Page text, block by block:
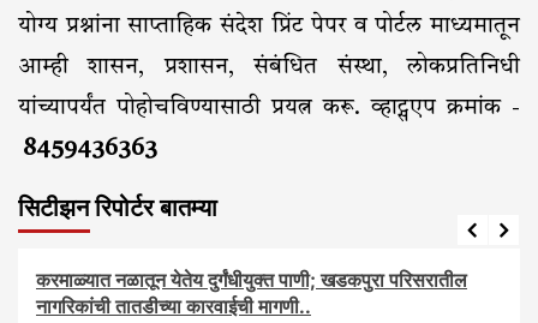
योग्य प्रश्नांना साप्ताहिक संदेश प्रिंट पेपर व पोर्टल माध्यमातून
आम्ही शासन, प्रशासन, संबंधित संस्था, लोकप्रतिनिधी
यांच्यापर्यंत पोहोचविण्यासाठी प्रयत्न करू. व्हाट्सएप क्रमांक -
8459436363
सिटीझन रिपोर्टर बातम्या
आरोग्य आवाज जनतेचा बातम्या
करमाळ्यात नळातून येतेय दुर्गंधीयुक्त पाणी; खडकपुरा परिसरातील
नागरिकांची तातडीच्या कारवाईची मागणी..